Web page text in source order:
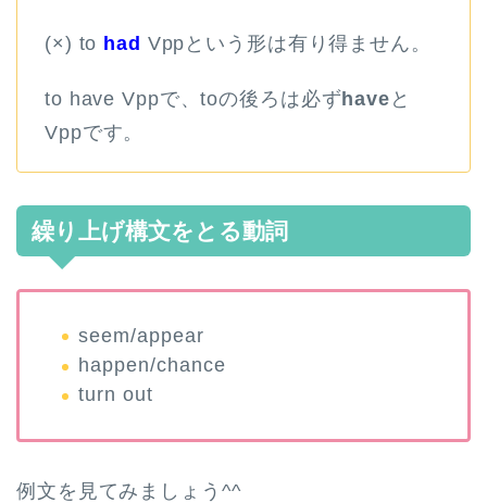
(×) to had Vppという形は有り得ません。
to have Vppで、toの後ろは必ずhave と
Vppです。
繰り上げ構文をとる動詞
seem/appear
happen/chance
turn out
例文を見てみましょう^^